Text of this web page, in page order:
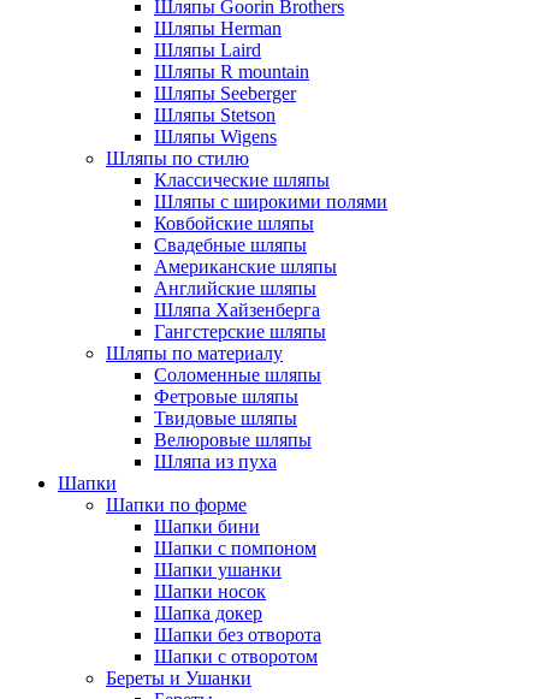
Шляпы Goorin Brothers
Шляпы Herman
Шляпы Laird
Шляпы R mountain
Шляпы Seeberger
Шляпы Stetson
Шляпы Wigens
Шляпы по стилю
Классические шляпы
Шляпы с широкими полями
Ковбойские шляпы
Свадебные шляпы
Американские шляпы
Английские шляпы
Шляпа Хайзенберга
Гангстерские шляпы
Шляпы по материалу
Соломенные шляпы
Фетровые шляпы
Твидовые шляпы
Велюровые шляпы
Шляпа из пуха
Шапки
Шапки по форме
Шапки бини
Шапки с помпоном
Шапки ушанки
Шапки носок
Шапка докер
Шапки без отворота
Шапки с отворотом
Береты и Ушанки